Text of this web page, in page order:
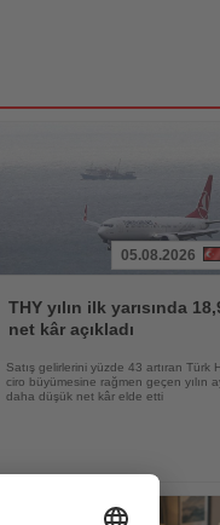
Oku
05.08.2026
THY yılın ilk yarısında
net kâr açıkladı
Satış gelirlerini yüzde 43 artıran Türk
ciro büyümesine rağmen geçen yılın
daha düşük net kâr elde etti